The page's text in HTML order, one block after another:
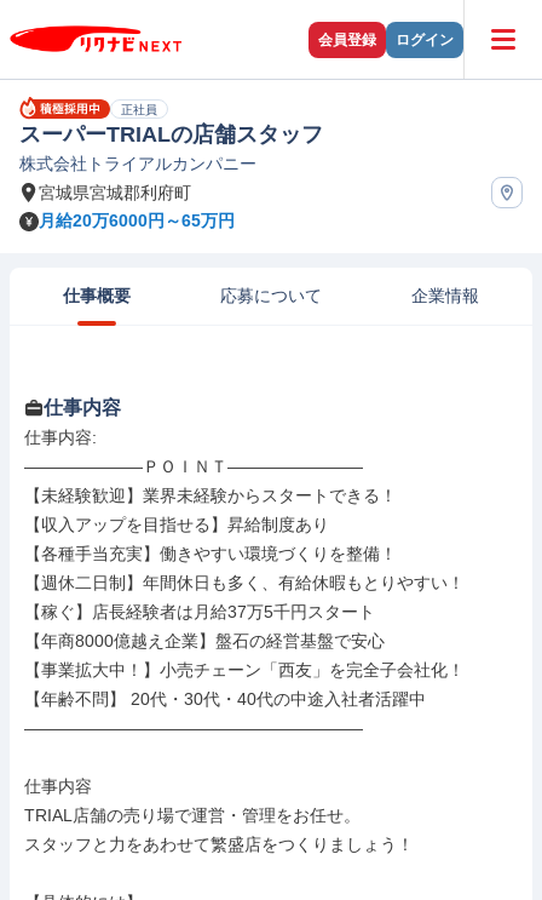
会員登録 ログイン
正社員
スーパーTRIALの店舗スタッフ
株式会社トライアルカンパニー
宮城県宮城郡利府町
月給20万6000円～65万円
仕事概要 応募について 企業情報
仕事内容
仕事内容:
―――――――ＰＯＩＮＴ――――――――
【未経験歓迎】業界未経験からスタートできる！
【収入アップを目指せる】昇給制度あり
【各種手当充実】働きやすい環境づくりを整備！
【週休二日制】年間休日も多く、有給休暇もとりやすい！
【稼ぐ】店長経験者は月給37万5千円スタート
【年商8000億越え企業】盤石の経営基盤で安心
【事業拡大中！】小売チェーン「西友」を完全子会社化！
【年齢不問】 20代・30代・40代の中途入社者活躍中
――――――――――――――――――――
仕事内容
TRIAL店舗の売り場で運営・管理をお任せ。
スタッフと力をあわせて繁盛店をつくりましょう！